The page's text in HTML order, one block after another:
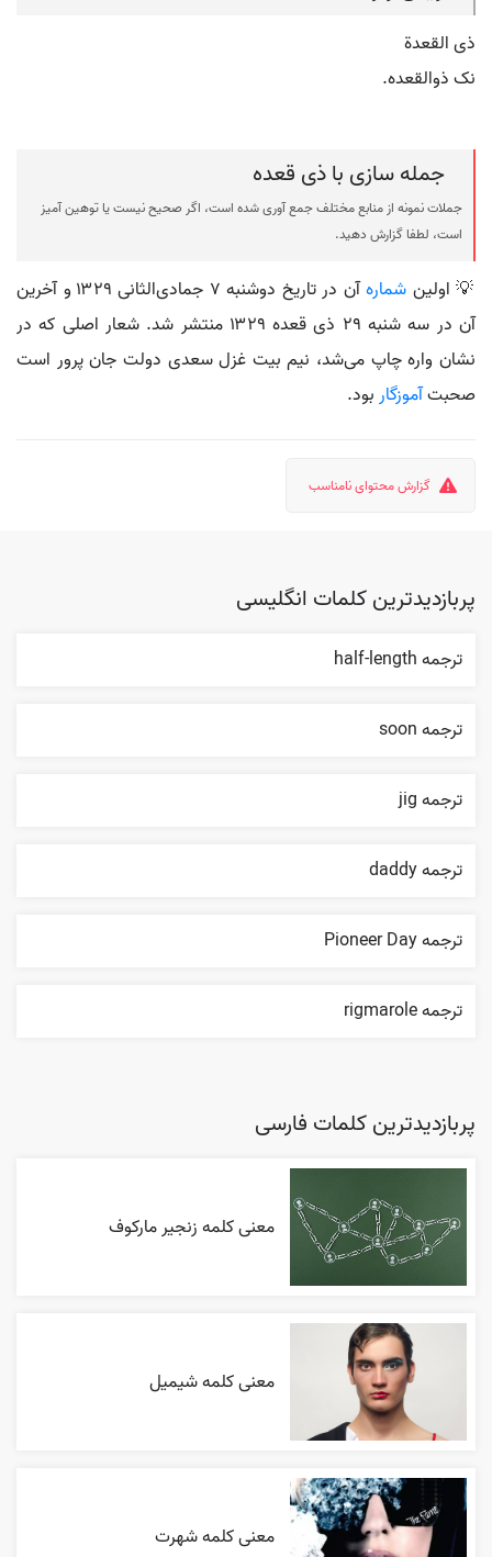
ذی القعدة
نک ذوالقعده.
جمله سازی با ذی قعده
جملات نمونه از منابع مختلف جمع آوری شده است، اگر صحیح نیست یا توهین آمیز
است، لطفا گزارش دهید.
💡 اولین شماره
آن در تاریخ دوشنبه ۷ جمادی‌الثانی ۱۳۲۹ و آخرین
آن در سه شنبه ۲۹ ذی قعده ۱۳۲۹ منتشر شد. شعار اصلی که در
نشان واره چاپ می‌شد، نیم بیت غزل سعدی دولت جان پرور است
صحبتآموزگاربود.
گزارش محتوای نامناسب
پربازدیدترین کلمات انگلیسی
ترجمه half-length
ترجمه soon
ترجمه jig
ترجمه daddy
ترجمه Pioneer Day
ترجمه rigmarole
پربازدیدترین کلمات فارسی
معنی کلمه زنجیر مارکوف
معنی کلمه شیمیل
معنی کلمه شهرت